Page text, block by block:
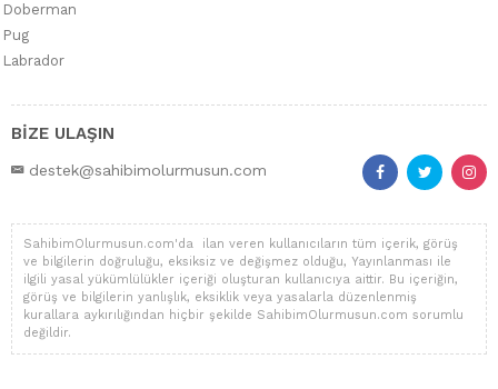
Doberman
Pug
Labrador
BİZE ULAŞIN
destek@sahibimolurmusun.com
SahibimOlurmusun.com'da ilan veren kullanıcıların tüm içerik, görüş
ve bilgilerin doğruluğu, eksiksiz ve değişmez olduğu, Yayınlanması ile
ilgili yasal yükümlülükler içeriği oluşturan kullanıcıya aittir. Bu içeriğin,
görüş ve bilgilerin yanlışlık, eksiklik veya yasalarla düzenlenmiş
kurallara aykırılığından hiçbir şekilde SahibimOlurmusun.com sorumlu
değildir.